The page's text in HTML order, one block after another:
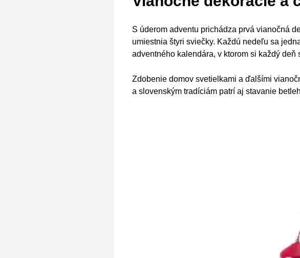
S úderom adventu prichádza prvá vianočná
umiestnia štyri sviečky. Každú nedeľu sa
adventného kalendára, v ktorom si každý
Zdobenie domov svetielkami a ďalšími
a slovenským tradíciám patrí aj stavanie